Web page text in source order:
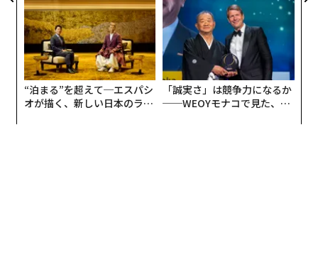
“泊まる”を超えて─エスパシ
オが描く、新しい日本のラグ
「誠実さ」は競争力になるか
──WEOYモナコで見た、く